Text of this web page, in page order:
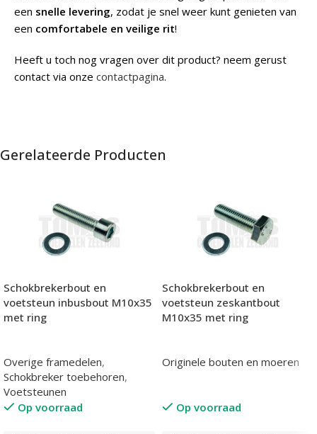
een snelle levering, zodat je snel weer kunt genieten van
een comfortabele en veilige rit!
Heeft u toch nog vragen over dit product? neem gerust
contact via onze contactpagina.
Gerelateerde Producten
Schokbrekerbout en
voetsteun inbusbout M10x35
met ring
Overige framedelen,
Schokbreker toebehoren,
Voetsteunen
Op voorraad
Schokbrekerbout en
voetsteun zeskantbout
M10x35 met ring
Originele bouten en moeren
Op voorraad